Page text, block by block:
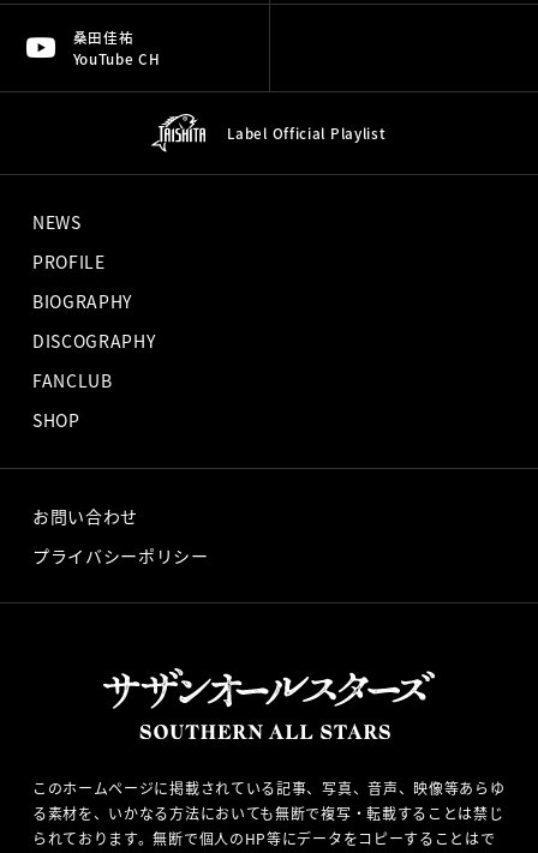
桑田佳祐
YouTube CH
Label Official Playlist
このホームページに掲載されている記事、写真、音声、映像等あらゆ
る素材を、いかなる方法においても無断で複写・転載することは禁じ
られております。無断で個人のHP等にデータをコピーすることはで
NEWS
PROFILE
BIOGRAPHY
DISCOGRAPHY
FANCLUB
SHOP
お問い合わせ
プライバシーポリシー